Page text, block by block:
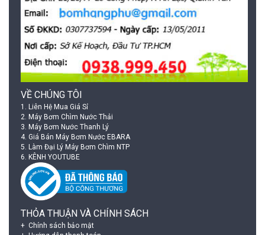
VỀ CHÚNG TÔI
1. Liên Hệ Mua Giá Sỉ
2. Máy Bơm Chìm Nước Thải
3. Máy Bơm Nước Thanh Lý
4. Giá Bán Máy Bơm Nước EBARA
5. Làm Đại Lý Máy Bơm Chìm NTP
6. KÊNH YOUTUBE
THỎA THUẬN VÀ CHÍNH SÁCH
Chính sách bảo mật